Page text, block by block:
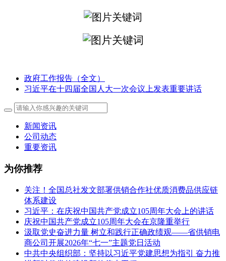
政府工作报告（全文）
习近平在十四届全国人大一次会议上发表重要讲话
新闻资讯
公司动态
重要资讯
为你推荐
关注！全国总社发文部署供销合作社优质消费品供应链
体系建设
习近平：在庆祝中国共产党成立105周年大会上的讲话
庆祝中国共产党成立105周年大会在京隆重举行
汲取党史奋进力量 树立和践行正确政绩观——省供销电
商公司开展2026年“七一”主题党日活动
中共中央组织部：坚持以习近平党建思想为指引 奋力推